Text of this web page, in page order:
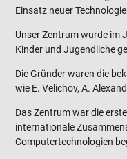
Einsatz neuer
Unser Zentrum wurde im
Kinder und Jugendliche
Die Gründer waren die
wie E. Velichov, A.
Das Zentrum war die
internationale
Computertechnologien